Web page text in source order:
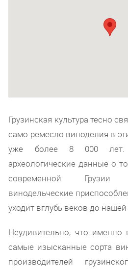
Грузинская культура тесно
само ремесло виноделия в
уже более 8 000 лет.
археологические данные о
современной
винодельческие
уходит вглубь веков до
Неудивительно, что именно
самые изысканные сорта
производителей